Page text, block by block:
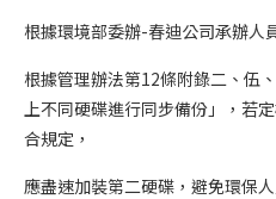
根據環境部委辦-春迪公司承辦人
根據管理辦法第12條附錄二、伍
上不同硬碟進行同步備份」，若
合規定，
應盡速加裝第二硬碟，避免環保